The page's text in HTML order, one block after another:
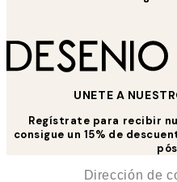
UNETE A
Regístrate para recibir
consigue un 15% de